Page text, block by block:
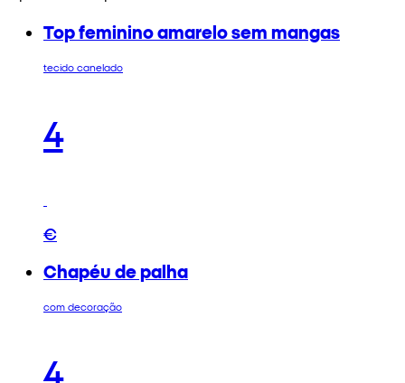
Top feminino amarelo sem mangas
tecido canelado
4
€
Chapéu de palha
com decoração
4